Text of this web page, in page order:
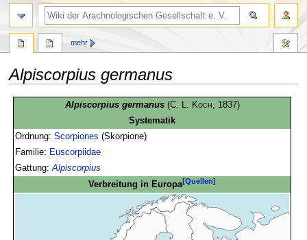
Alpiscorpius germanus
springen
springen
Alpiscorpius germanus (C. L. Koch , 1837)
Systematik
Ordnung:Scorpiones (Skorpione)
Familie: Euscorpiidae
Gattung:Alpiscorpius
Verbreitung in Europa[Quellen]
mehr